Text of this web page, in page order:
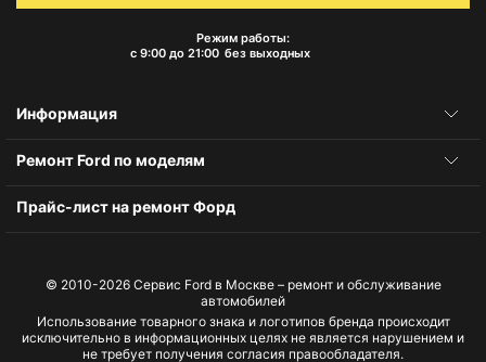
Режим работы:
с 9:00 до 21:00 без выходных
Информация
Ремонт Ford по моделям
Прайс-лист на ремонт Форд
© 2010-2026 Сервис Ford в Москве – ремонт и обслуживание
автомобилей
Использование товарного знака и логотипов бренда происходит
исключительно в информационных целях не является нарушением и
не требует получения согласия правообладателя.